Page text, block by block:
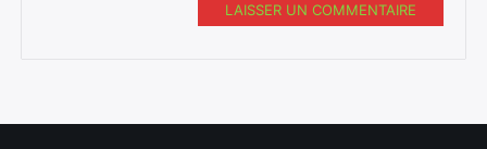
LAISSER UN COMMENTAIRE